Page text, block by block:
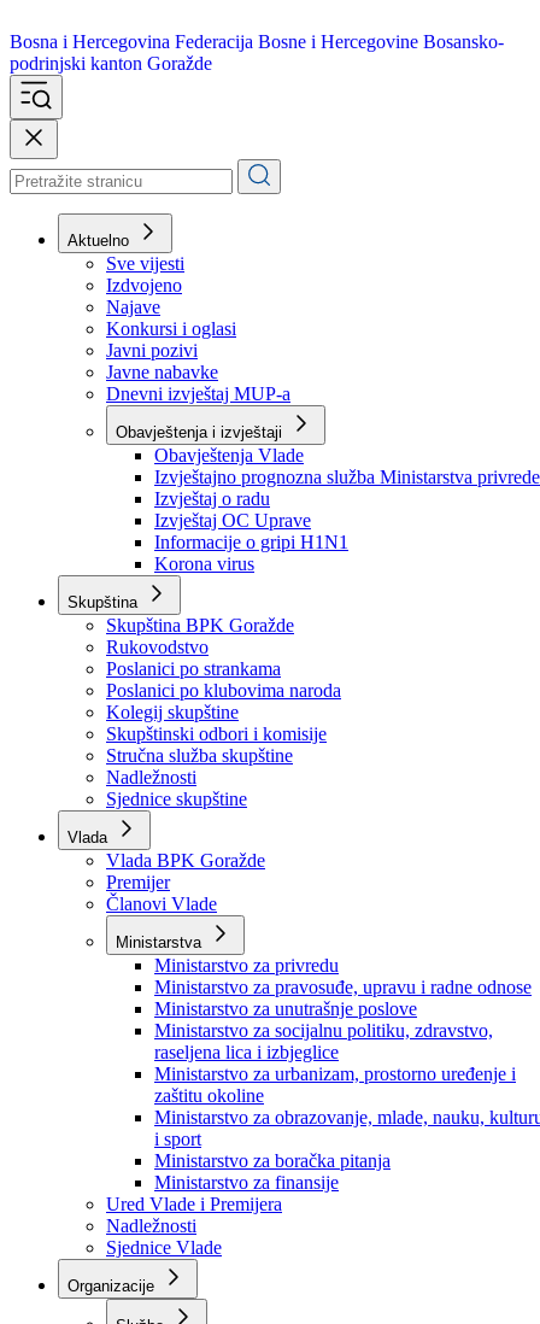
Bosna i Hercegovina
podrinjski kanton Goražde
Aktuelno
Sve vijesti
Izdvojeno
Najave
Konkursi i oglasi
Javni pozivi
Javne nabavke
Dnevni izvještaj MUP-a
Obavještenja i izvještaji
Obavještenja Vlade
Izvještajno prognozna služba Ministarstva privrede
Izvještaj o radu
Izvještaj OC Uprave
Informacije o gripi H1N1
Korona virus
Skupština
Skupština BPK Goražde
Rukovodstvo
Poslanici po strankama
Poslanici po klubovima naroda
Kolegij skupštine
Skupštinski odbori i komisije
Stručna služba skupštine
Nadležnosti
Sjednice skupštine
Vlada
Vlada BPK Goražde
Premijer
Članovi Vlade
Ministarstva
Ministarstvo za privredu
Ministarstvo za pravosuđe, upravu i radne odnose
Ministarstvo za unutrašnje poslove
Ministarstvo za socijalnu politiku, zdravstvo,
raseljena lica i izbjeglice
Ministarstvo za urbanizam, prostorno uređenje i
zaštitu okoline
Ministarstvo za obrazovanje, mlade, nauku,
i sport
Ministarstvo za boračka pitanja
Ministarstvo za finansije
Ured Vlade i Premijera
Nadležnosti
Sjednice Vlade